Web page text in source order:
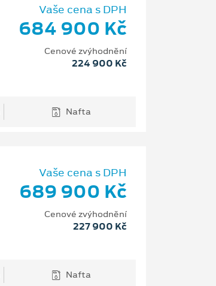
Vaše cena s DPH
684 900 Kč
Cenové zvýhodnění
224 900 Kč
Nafta
Vaše cena s DPH
689 900 Kč
Cenové zvýhodnění
227 900 Kč
Nafta